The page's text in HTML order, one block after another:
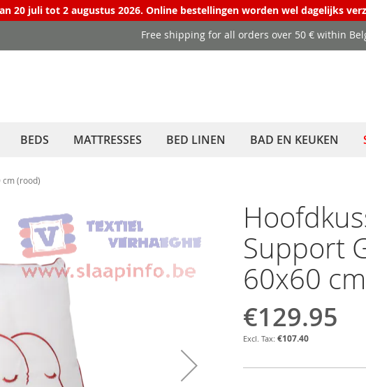
20 juli tot 2 augustus 2026. Online bestellingen worden wel dagelijks
Free shipping for all orders over 50 € within
BEDS MATTRESSES BED LINEN BAD EN KEUKEN
cm (rood)
Support
60x60
€129.95
€107.40